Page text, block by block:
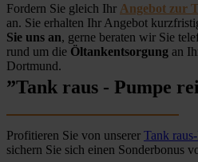
Fordern Sie gleich Ihr Angebot zur
an. Sie erhalten Ihr Angebot
Sie uns an, gerne beraten wir Sie
rund um die Öltankentsorgung an
Dortmund.
”Tank raus - Pumpe
Profitieren Sie von unserer Tank
sichern Sie sich einen Sonderbonus